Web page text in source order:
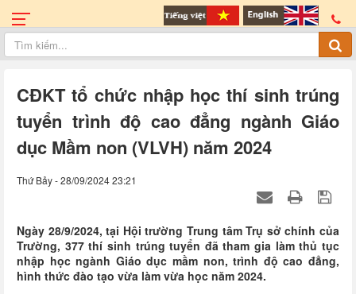
CĐKT tổ chức nhập học thí sinh trúng
tuyển trình độ cao đẳng ngành Giáo
dục Mầm non (VLVH) năm 2024
Thứ Bảy - 28/09/2024 23:21
Ngày 28/9/2024, tại Hội trường Trung tâm Trụ sở chính của
Trường, 377 thí sinh trúng tuyển đã tham gia làm thủ tục
nhập học ngành Giáo dục mầm non, trình độ cao đẳng,
hình thức đào tạo vừa làm vừa học năm 2024.